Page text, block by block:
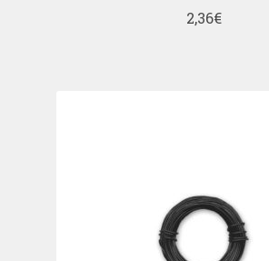
2,36€